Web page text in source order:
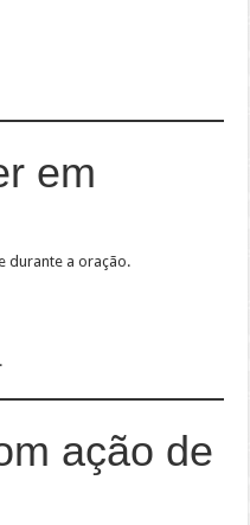
em
durante a oração.
ação de